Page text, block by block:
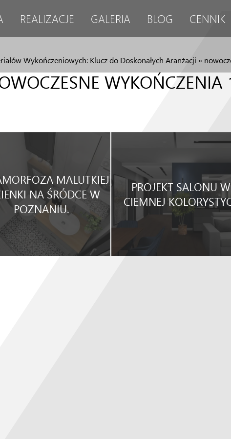
REALIZACJE GALERIA BLOG CENNIK
Wykończeniowych: Klucz do Doskonałych Aranżacji »
WYKOŃCZENIA
MALUTKIEJ
NA ŚRÓDCE W
POZNANIU.
PROJEKT SALONU W
CIEMNEJ